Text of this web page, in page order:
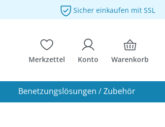
Sicher einkaufen mit SSL
Merkzettel Konto Warenkorb
Benetzungslösungen / Zubehör